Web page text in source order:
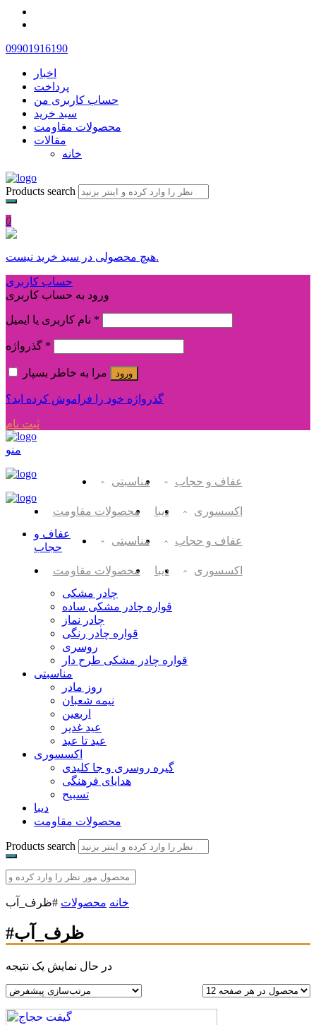
09901916190
اخبار
پرداخت
حساب کاربری من
سبد خرید
محصولات مقاومت
مقالات
خانه
Products search
0
هیچ محصولی در سبد خرید نیست.
حساب کاربری
ورود به حساب کاربری
*
*
مرا به خاطر بسپار ورود
گذرواژه خود را فراموش کرده اید؟
ثبت نام
منو
عفاف و حجاب مناسبتی
اکسسوری دیبا محصولات مقاومت
عفاف و حجاب مناسبتی
اکسسوری دیبا محصولات مقاومت
عفاف و
حجاب
چادر مشکی
قواره چادر مشکی ساده
چادر نماز
قواره چادر رنگی
روسری
قواره چادر مشکی طرح دار
مناسبتی
روز مادر
نیمه شعبان
اربعین
عید غدیر
عید تا عید
اکسسوری
گیره روسری و جا کلیدی
هدایای فرهنگی
تسبیح
دیبا
محصولات مقاومت
Products search
خانه محصولات #ظرف_آب
#ظرف_آب
در حال نمایش یک نتیجه